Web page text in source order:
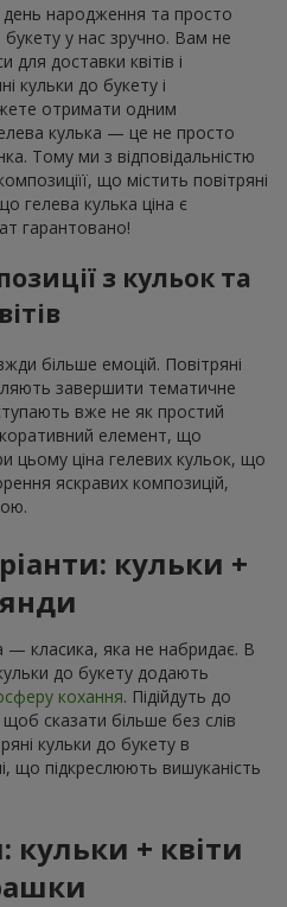
день народження та просто
букету у нас зручно. Вам не
для доставки квітів і
кульки до букету і
отримати одним
кулька — це не просто
Тому ми з відповідальністю
що містить повітряні
гелева кулька ціна є
гарантовано!
з кульок та
більше емоцій. Повітряні
завершити тематичне
вже не як простий
елемент, що
цьому ціна гелевих кульок, що
яскравих композицій,
кульки +
— класика, яка не набридає. В
до букету додають
кохання. Підійдуть до
сказати більше без слів
кульки до букету в
що підкреслюють вишуканість
кульки + квіти